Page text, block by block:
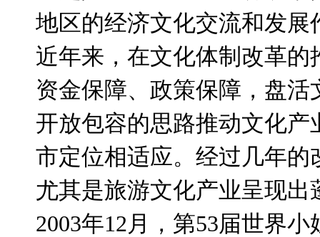
地区的经济文化交流和发展
近年来，在文化体制改革
资金保障、政策保障，盘
开放包容的思路推动文化
市定位相适应。经过几年
尤其是旅游文化产业呈现出
2003年12月，第53届世界小